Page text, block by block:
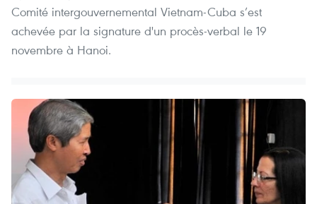
Comité intergouvernemental Vietnam-Cuba s’est
achevée par la signature d'un procès-verbal le 19
novembre à Hanoi.